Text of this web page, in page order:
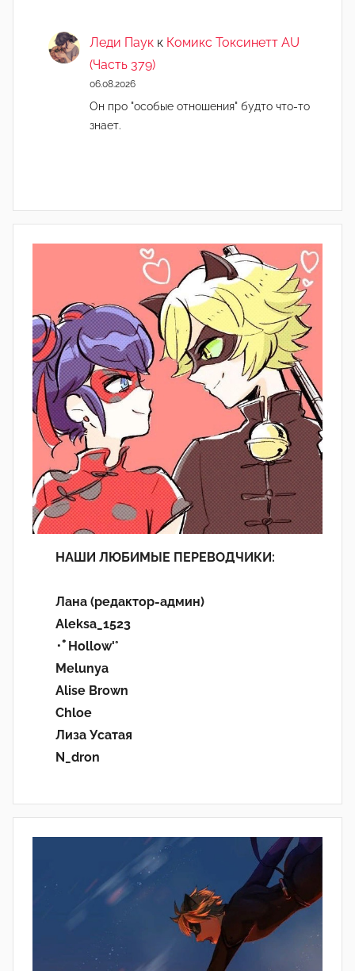
Леди Паук к Комикс Токсинетт AU
(Часть 379)
06.08.2026
Он про "особые отношения" будто что-то
знает.
НАШИ ЛЮБИМЫЕ ПЕРЕВОДЧИКИ:
Лана (редактор-админ)
Aleksa_1523
･ﾟHollow'°
Melunya
Alise Brown
Chloe
Лиза Усатая
N_dron